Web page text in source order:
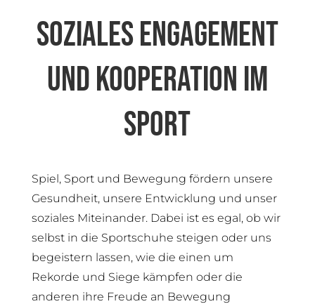
SOZIALES ENGAGEMENT
UND KOOPERATION IM
SPORT
Spiel, Sport und Bewegung fördern unsere
Gesundheit, unsere Entwicklung und unser
soziales Miteinander. Dabei ist es egal, ob wir
selbst in die Sportschuhe steigen oder uns
begeistern lassen, wie die einen um
Rekorde und Siege kämpfen oder die
anderen ihre Freude an Bewegung